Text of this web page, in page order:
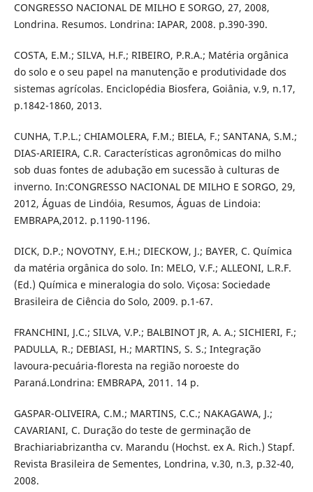
CONGRESSO NACIONAL DE MILHO E SORGO, 27, 2008,
Londrina. Resumos. Londrina: IAPAR, 2008. p.390-390.
COSTA, E.M.; SILVA, H.F.; RIBEIRO, P.R.A.; Matéria orgânica
do solo e o seu papel na manutenção e produtividade dos
sistemas agrícolas. Enciclopédia Biosfera, Goiânia, v.9, n.17,
p.1842-1860, 2013.
CUNHA, T.P.L.; CHIAMOLERA, F.M.; BIELA, F.; SANTANA, S.M.;
DIAS-ARIEIRA, C.R. Características agronômicas do milho
sob duas fontes de adubação em sucessão à culturas de
inverno. In:CONGRESSO NACIONAL DE MILHO E SORGO, 29,
2012, Águas de Lindóia, Resumos, Águas de Lindoia:
EMBRAPA,2012. p.1190-1196.
DICK, D.P.; NOVOTNY, E.H.; DIECKOW, J.; BAYER, C. Química
da matéria orgânica do solo. In: MELO, V.F.; ALLEONI, L.R.F.
(Ed.) Química e mineralogia do solo. Viçosa: Sociedade
Brasileira de Ciência do Solo, 2009. p.1-67.
FRANCHINI, J.C.; SILVA, V.P.; BALBINOT JR, A. A.; SICHIERI, F.;
PADULLA, R.; DEBIASI, H.; MARTINS, S. S.; Integração
lavoura-pecuária-floresta na região noroeste do
Paraná.Londrina: EMBRAPA, 2011. 14 p.
GASPAR-OLIVEIRA, C.M.; MARTINS, C.C.; NAKAGAWA, J.;
CAVARIANI, C. Duração do teste de germinação de
Brachiariabrizantha cv. Marandu (Hochst. ex A. Rich.) Stapf.
Revista Brasileira de Sementes, Londrina, v.30, n.3, p.32-40,
2008.